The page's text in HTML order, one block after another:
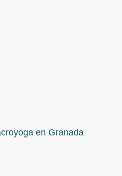
en Granada